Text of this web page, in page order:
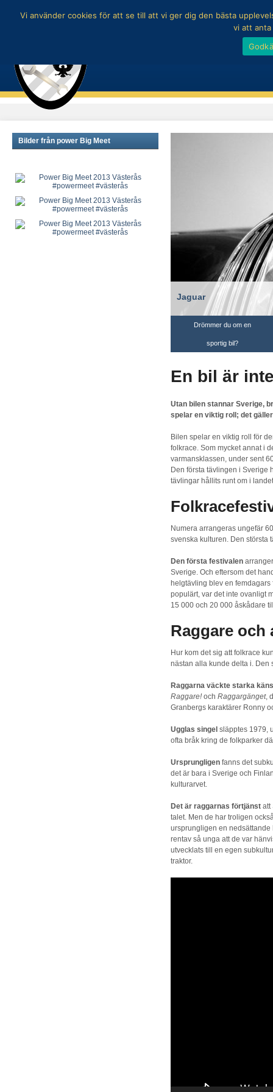
Jaguar
Drömmer du om en
sportig bil?
En bil är
Utan bilen stannar Sverige,
spelar en viktig roll; det
Bilen spelar en viktig roll för
folkrace. Som mycket annat i
varmansklassen, under sent
Den första tävlingen i Sverige
tävlingar hållits runt om i
Numera arrangeras ungefär
svenska kulturen. Den största
Den första festivalen
Sverige. Och eftersom det
helgtävling blev en
populärt, var det inte ovanligt
15 000 och 20 000 åskådare
Raggare
Hur kom det sig att folkrace
nästan alla kunde delta i. Den
Raggarna väckte starka
Raggare! och Raggargänget,
Granbergs karaktärer Ronny
Ugglas singel släpptes 1979,
ofta bråk kring de folkparker
Ursprungligen fanns det
det är bara i Sverige och
kulturarvet.
Det är raggarnas förtjänst att
talet. Men de har troligen
ursprungligen en
rentav så unga att de var
utvecklats till en egen
traktor.
Bilder från power Big Meet
Vi använder cookies för att se till att vi ger dig den bästa
vi att